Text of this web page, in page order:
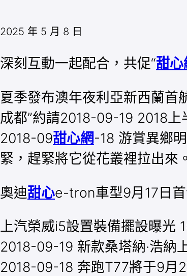
2025 年 5 月 8 日
深刻互動一起配合，共促“甜心
夏季發布澳年夜利亞新西蘭
成都”約請2018-09-19 2018
2018-09甜心網-18 游賞異鄉
緊，趕緊將它從花叢裡拉出
奧迪甜心e-tron車型9月17日
上汽榮威i5設置裝備擺設曝
2018-09-19 新款桑塔納·浩納
2018-09-18 奔跑T77將于9月